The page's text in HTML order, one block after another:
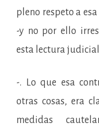
pleno respeto a
-y no por ello
esta lectura
-. Lo que esa
otras cosas, era
medidas